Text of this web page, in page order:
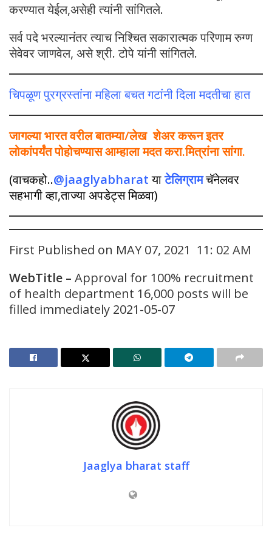
करण्यात येईल,असेही त्यांनी सांगितले.
सर्व पदे भरल्यानंतर त्याच निश्चित सकारात्मक परिणाम रुग्ण
सेवेवर जाणवेल, असे श्री. टोपे यांनी सांगितले.
चिपळूण पुरग्रस्तांना महिला बचत गटांनी दिला मदतीचा हात
जागल्या भारत वरील बातम्या/लेख शेअर करून इतर
लोकांपर्यंत पोहोचण्यास आम्हाला मदत करा.मित्रांना सांगा.
(वाचकहो..@jaaglyabharat याटेलिग्रामचॅनेलवर
सहभागी व्हा,ताज्या अपडेट्स मिळवा)
First Published on MAY 07, 2021 11: 02 AM
WebTitle – Approval for 100% recruitment
of health department 16,000 posts will be
filled immediately 2021-05-07
Jaaglya bharat staff